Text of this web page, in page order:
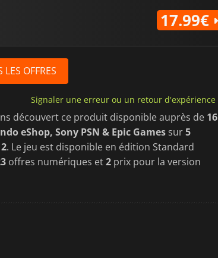
17.99€
LES OFFRES
Signaler une erreur ou un retour d'expérience
découvert ce produit disponible auprès de 16
eShop, Sony PSN & Epic Games sur5
. Le jeu est disponible en édition Standard
offres numériques et2 prix pour la version